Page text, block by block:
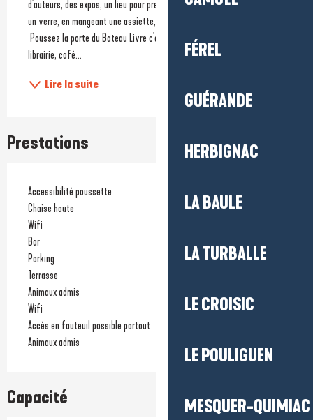
FÉREL
GUÉRANDE
HERBIGNAC
LA BAULE
LA TURBALLE
LE CROISIC
LE POULIGUEN
MESQUER-QUIMIAC
d'auteurs, des expos, un lieu pour prendre le temps de fouiller en prenant
un verre, en mangeant une assiette, c'est le Bateau Livre !
librairie, café...
Lire la suite
Prestations
Accessibilité poussette
Chaise haute
Wifi
Bar
Parking
Terrasse
Animaux admis
Wifi
Accès en fauteuil possible partout
Animaux admis
Capacité